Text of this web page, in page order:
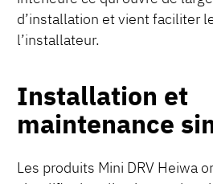
d’installation et vient faciliter
l’installateur.
Installation et
maintenance
Les produits Mini DRV Heiwa